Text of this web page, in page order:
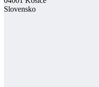
Slovensko